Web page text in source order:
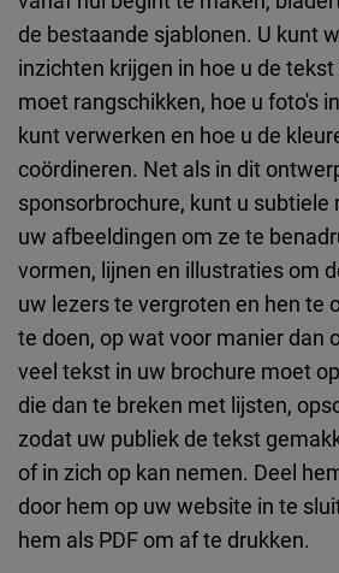
de bestaande sjablonen. U kunt
inzichten krijgen in hoe u de
moet rangschikken, hoe u foto's
kunt verwerken en hoe u de
coördineren. Net als in dit
sponsorbrochure, kunt u subtiele
uw afbeeldingen om ze te
vormen, lijnen en illustraties om
uw lezers te vergroten en hen te
te doen, op wat voor manier dan
veel tekst in uw brochure moet
die dan te breken met lijsten,
zodat uw publiek de tekst
of in zich op kan nemen. Deel
door hem op uw website in te
hem als PDF om af te drukken.